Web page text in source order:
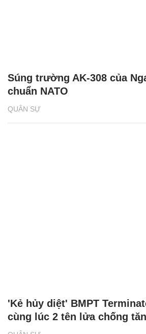
QUÂN SỰ
Súng trường AK-308 của
chuẩn NATO
'Kẻ hủy diệt' BMPT
cùng lúc 2 tên lửa chống